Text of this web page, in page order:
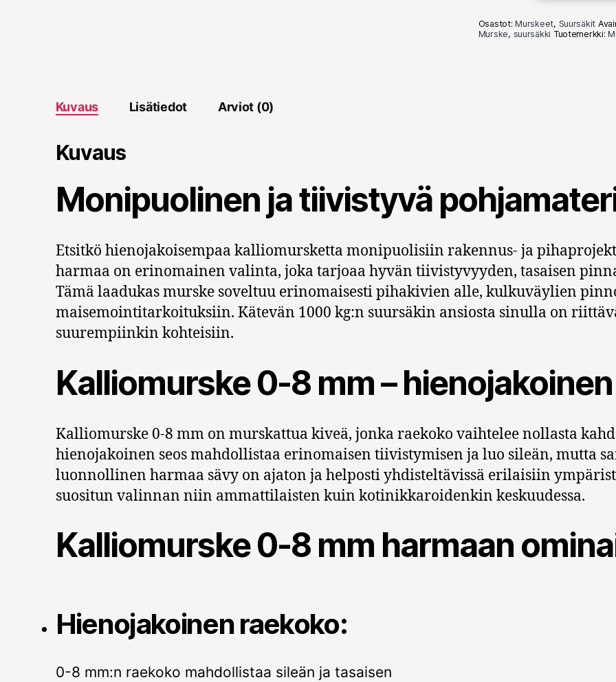
-
1000kg
Osastot:Murskeet, Suursäkit
Murske, suursäkki Tuotemerkki:
Kuvaus Lisätiedot Arviot (0)
Kuvaus
Monipuolinen ja tiivistyvä
Etsitkö hienojakoisempaa kalliomursketta monipuolisiin rakennus- ja
harmaa on erinomainen valinta, joka tarjoaa hyvän tiivistyvyyden, tasaisen
Tämä laadukas murske soveltuu erinomaisesti pihakivien alle, kulkuväylien
maisemointitarkoituksiin. Kätevän 1000 kg:n suursäkin ansiosta sinulla on
suurempiinkin kohteisiin.
Kalliomurske 0-8 mm –
Kalliomurske 0-8 mm on murskattua kiveä, jonka raekoko vaihtelee nollasta
hienojakoinen seos mahdollistaa erinomaisen tiivistymisen ja luo sileän, mutta
luonnollinen harmaa sävy on ajaton ja helposti yhdisteltävissä erilaisiin
suositun valinnan niin ammattilaisten kuin kotinikkaroidenkin keskuudessa.
Kalliomurske 0-8 mm harmaan
Hienojakoinen raekoko:
0-8 mm:n raekoko mahdollistaa sileän ja tasaisen